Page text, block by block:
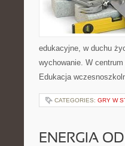
edukacyjne, w duchu
wychowanie. W
Edukacja
CATEGORIES: GRY W
ENERGIA